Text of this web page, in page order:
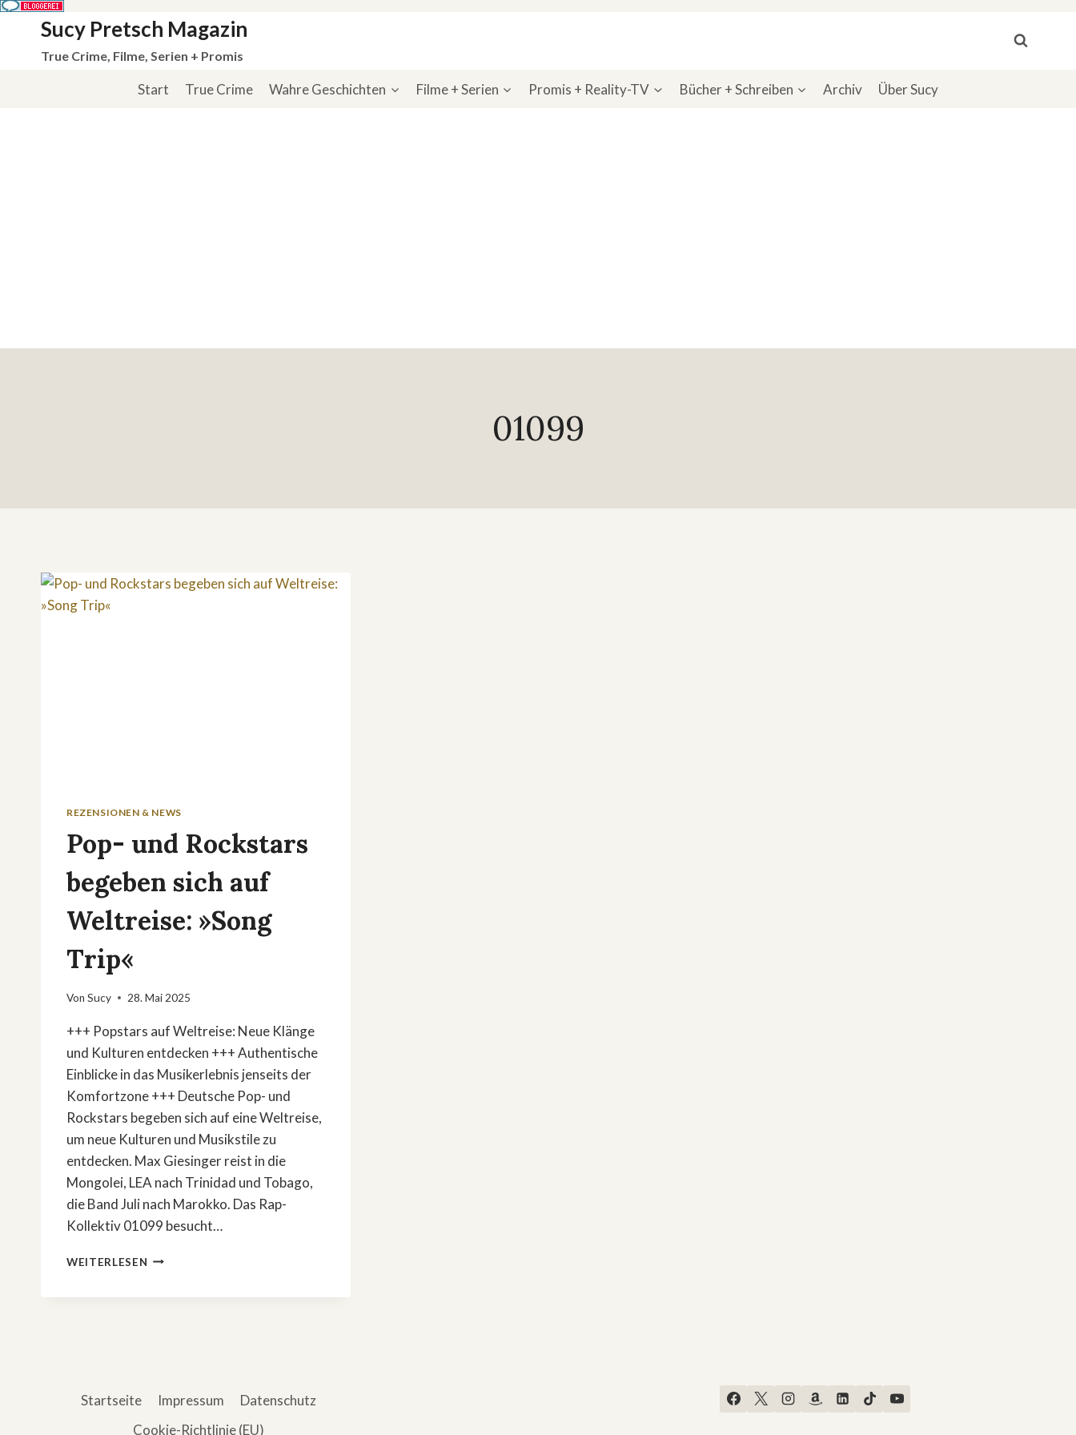
springen
Sucy Pretsch Magazin
True Crime, Filme, Serien + Promis
Start True Crime Wahre Geschichten Filme + Serien Promis + Reality-TV Bücher + Schreiben Archiv Über Sucy
01099
REZENSIONEN & NEWS
Pop- und Rockstars
begeben sich auf
Weltreise: »Song
Trip«
Von Sucy 28. Mai 2025
+++ Popstars auf Weltreise: Neue Klänge
und Kulturen entdecken +++ Authentische
Einblicke in das Musikerlebnis jenseits der
Komfortzone +++ Deutsche Pop- und
Rockstars begeben sich auf eine Weltreise,
um neue Kulturen und Musikstile zu
entdecken. Max Giesinger reist in die
Mongolei, LEA nach Trinidad und Tobago,
die Band Juli nach Marokko. Das Rap-
Kollektiv 01099 besucht…
WEITERLESEN POP-
Startseite Impressum
Datenschutz
Cookie-Richtlinie (EU)